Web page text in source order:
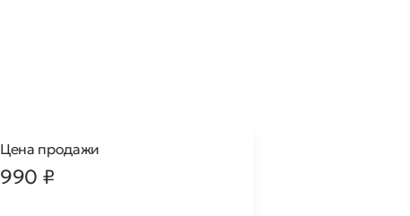
Цена продажи
990 ₽